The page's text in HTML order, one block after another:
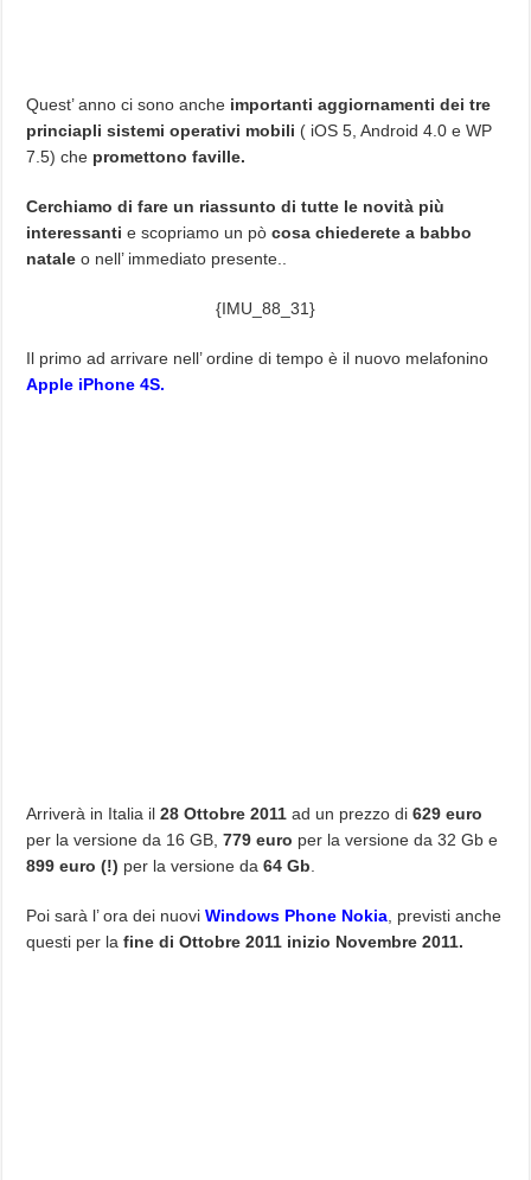
Quest’ anno ci sono anche importanti aggiornamenti dei tre
princiapli sistemi operativi mobili ( iOS 5, Android 4.0 e WP
7.5) che promettono faville.
Cerchiamo di fare un riassunto di tutte le novità più
interessanti e scopriamo un pòcosa chiederete a babbo
natale o nell’ immediato presente..
{IMU_88_31}
Il primo ad arrivare nell’ ordine di tempo è il nuovo melafonino
Apple iPhone 4S.
Arriverà in Italia il28 Ottobre 2011 ad un prezzo di629 euro
per la versione da 16 GB, 779 euro per la versione da 32 Gb e
899 euro (!) per la versione da64 Gb
Poi sarà l’ ora dei nuoviWindows Phone Nokia , previsti anche
questi per lafine di Ottobre 2011 inizio Novembre 2011.